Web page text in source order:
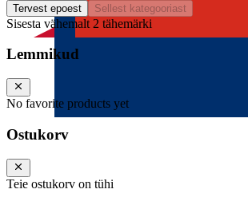
Tervest epoest Sellest kategooriast
Sisesta vähemalt 2 tähemärki
Lemmikud
No favorite products yet
Ostukorv
Teie ostukorv on tühi